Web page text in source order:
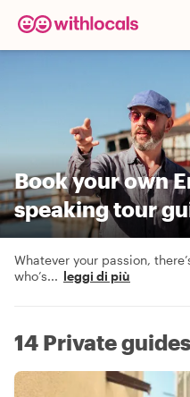
Book your own
speaking tour
Whatever your passion,
who’s... leggi di più
14 Private guides